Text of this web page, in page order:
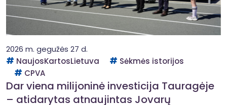
2026 m. gegužės 27 d.
NaujosKartosLietuva
Sėkmės istorijos
CPVA
Dar viena milijoninė investicija Tauragėje
– atidarytas atnaujintas Jovarų